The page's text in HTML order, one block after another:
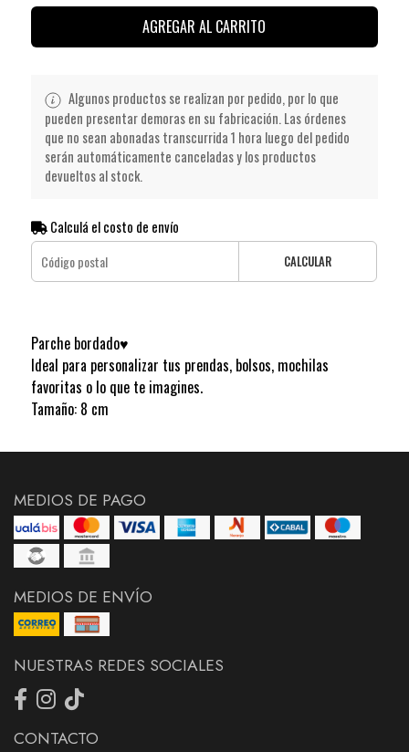
AGREGAR AL CARRITO
Algunos productos se realizan por pedido, por lo que
pueden presentar demoras en su fabricación. Las órdenes
que no sean abonadas transcurrida 1 hora luego del pedido
serán automáticamente canceladas y los productos
devueltos al stock.
Calculá el costo de envío
CALCULAR
Parche bordado♥
Ideal para personalizar tus prendas, bolsos, mochilas
favoritas o lo que te imagines.
Tamaño: 8 cm
MEDIOS DE PAGO
MEDIOS DE ENVÍO
NUESTRAS REDES SOCIALES
CONTACTO